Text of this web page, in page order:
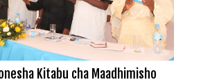
Kitabu cha Maadhimisho